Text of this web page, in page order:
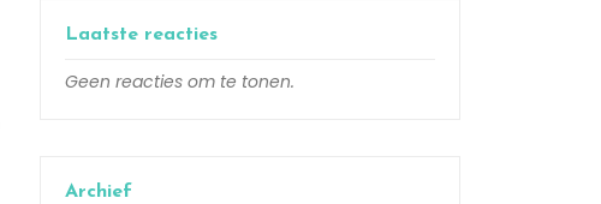
Laatste reacties
Geen reacties om te tonen.
Archief